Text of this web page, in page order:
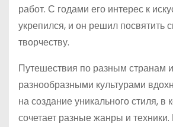
работ. С годами его интерес к
укрепился, и он решил посвятить
творчеству.
Путешествия по разным странам
разнообразными культурами
на создание уникального стиля, в
сочетает разные жанры и